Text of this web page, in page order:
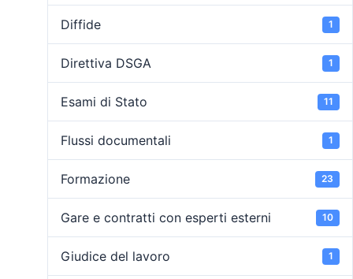
Diffide 1
Direttiva DSGA 1
Esami di Stato 11
Flussi documentali 1
Formazione 23
Gare e contratti con esperti esterni 10
Giudice del lavoro 1